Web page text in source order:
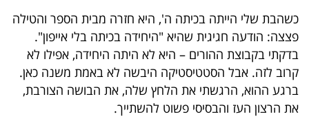
עסקי
ספורט
קריירה
ולימודים
מינויים
כשהבת שלי הייתה בכיתה ה', היא חזרה מבית הספר והטילה
פצצה: הודעה חגיגית שהיא "היחידה בכיתה בלי אייפון".
בדקתי בקבוצת ההורים – היא לא היתה היחידה, אפילו לא
קרוב לזה. אבל הסטטיסטיקה היבשה לא באמת משנה כאן.
ברגע ההוא, הרגשתי את הלחץ שלה, את הבושה הצורבת,
את הרצון העז והבסיסי פשוט להשתייך.